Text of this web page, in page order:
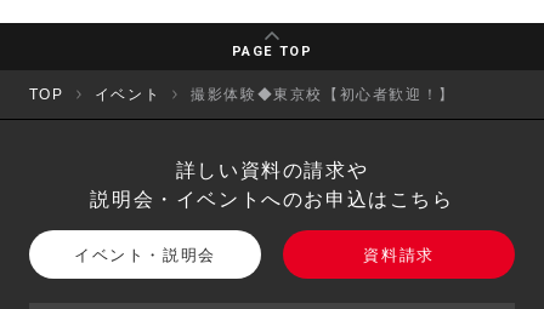
PAGE TOP
TOP イベント 撮影体験◆東京校【初心者歓迎！】
詳しい資料の請求や
説明会・イベントへのお申込はこちら
イベント・説明会 資料請求